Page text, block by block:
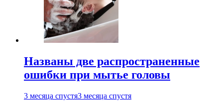
Названы две распространенные
ошибки при мытье головы
3 месяца спустя3 месяца спустя